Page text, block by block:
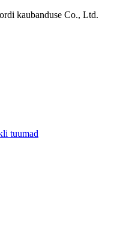
kaubanduse Co., Ltd.
tuumad